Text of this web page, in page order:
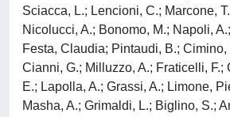
Sciacca, L.; Lencioni, C.; Marcone,
Nicolucci, A.; Bonomo, M.; Napoli,
Festa, Claudia; Pintaudi, B.; Cimino,
Cianni, G.; Milluzzo, A.; Fraticelli, F.;
E.; Lapolla, A.; Grassi, A.; Limone,
Masha, A.; Grimaldi, L.; Biglino, S.;